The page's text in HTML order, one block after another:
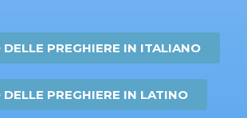
PREGHIERE IN ITALIANO
PREGHIERE IN LATINO